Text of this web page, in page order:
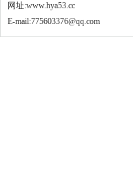
网址:www.hya53.cc
E-mail:775603376@qq.com